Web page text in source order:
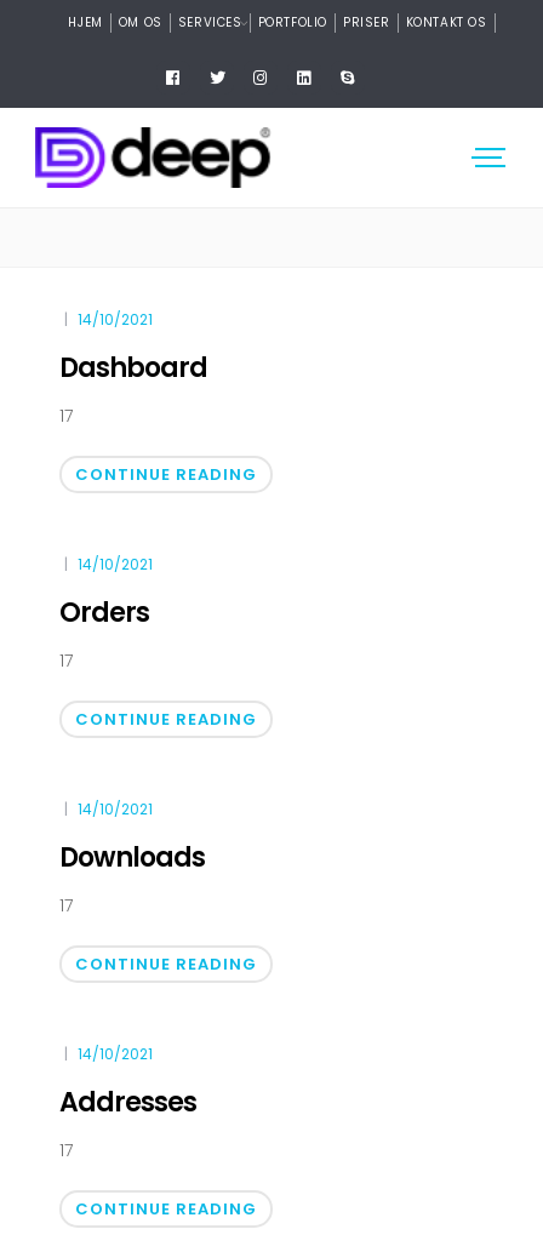
HJEM OM OS SERVICES PORTFOLIO PRISER KONTAKT OS
14/10/2021
Dashboard
17
CONTINUE READING
14/10/2021
Orders
17
CONTINUE READING
14/10/2021
Downloads
17
CONTINUE READING
14/10/2021
Addresses
17
CONTINUE READING